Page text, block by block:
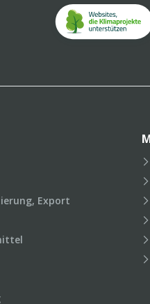
Export